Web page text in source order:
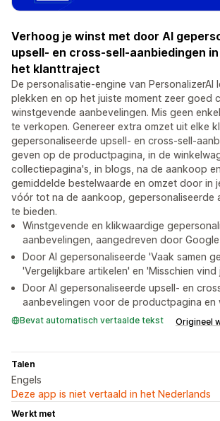
Verhoog je winst met door AI
upsell- en cross-sell-aanbiedingen
het klanttraject
De personalisatie-engine van PersonalizerAI
plekken en op het juiste moment zeer goed
winstgevende aanbevelingen. Mis geen
te verkopen. Genereer extra omzet uit elke
gepersonaliseerde upsell- en cross-sell-
geven op de productpagina, in de
collectiepagina's, in blogs, na de aankoop
gemiddelde bestelwaarde en omzet door in
vóór tot na de aankoop, gepersonaliseerde
te bieden.
Winstgevende en klikwaardige
aanbevelingen, aangedreven door Google
Door AI gepersonaliseerde 'Vaak samen
'Vergelijkbare artikelen' en 'Misschien
Door AI gepersonaliseerde upsell- en
aanbevelingen voor de productpagina en
Bevat automatisch vertaalde tekst Origineel
Talen
Engels
Deze app is niet vertaald in het Nederlands
Werkt met